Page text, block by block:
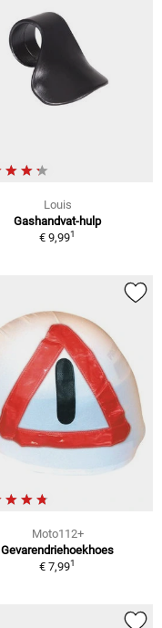
Louis
Gashandvat-hulp
€ 9,991
Moto112+
Gevarendriehoekhoes
€ 7,991